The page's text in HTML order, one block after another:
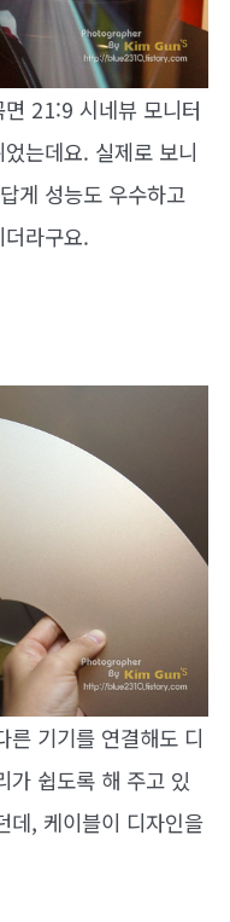
21:9 시네뷰 모니터
는데요. 실제로 보니
게 성능도 우수하고
라구요.
른 기기를 연결해도 디
가 쉽도록 해 주고 있
데, 케이블이 디자인을